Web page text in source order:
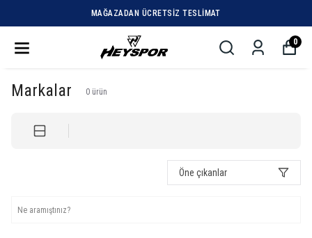
MAĞAZADAN ÜCRETSIZ TESLIMAT
0
Markalar 0 ürün
Öne çıkanlar